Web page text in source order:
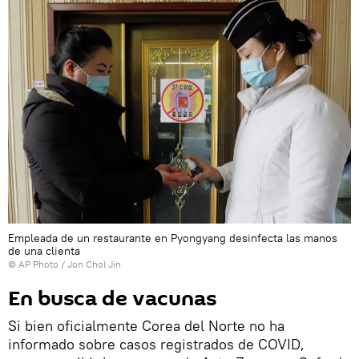
Empleada de un restaurante en Pyongyang desinfecta las manos
de una clienta
© AP Photo / Jon Chol Jin
En busca de vacunas
Si bien oficialmente Corea del Norte no ha
informado sobre casos registrados de COVID,